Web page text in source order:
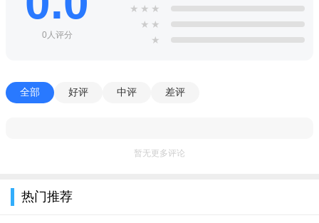
3、注意及时的避开障碍物超越竞争对手;
4、动感刺激的游戏背景音乐沉浸式体验感;
Feeding Frenzy
：经典大鱼吃小鱼，爽快吞噬
Insaniquarium ：养鱼打外星，玩法独特有趣
：游泳竞速，挑战极限速度
Fish Game
0人评分
★ ★ ★
★ ★
★
全部 好评 中评 差评
暂无更多评论
热门推荐